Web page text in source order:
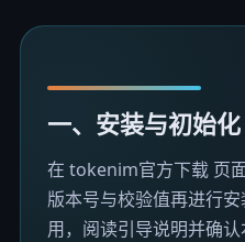
一、安装与初始化
在 tokenim官方下载 页
版本号与校验值再进行
用，阅读引导说明并确认